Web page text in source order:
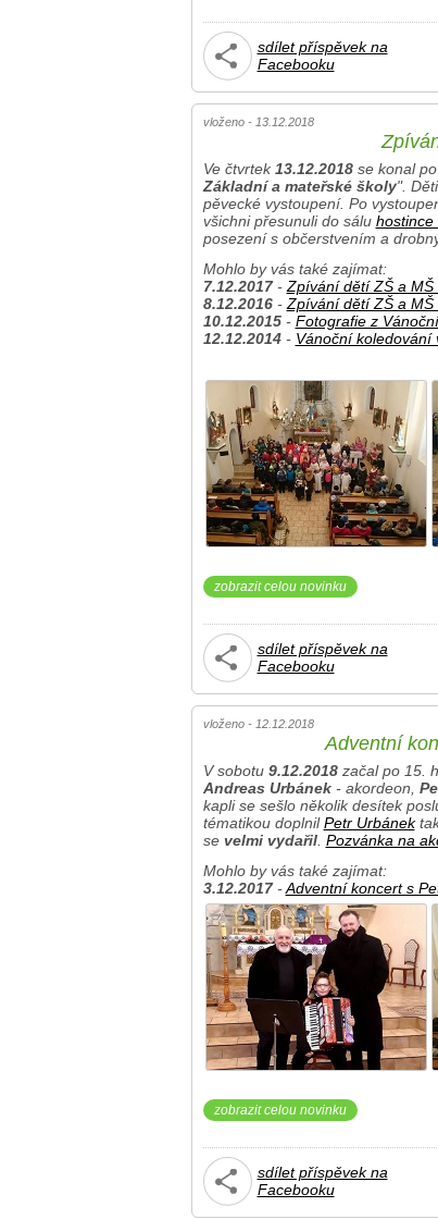
sdílet příspěvek na
Facebooku
vloženo - 13.12.2018
Ve čtvrtek13.12.2018se konal po
Základní a mateřské školy".
pěvecké vystoupení. Po
všichni přesunuli do sálu hostince
posezení s občerstvením a
Mohlo by vás také zajímat:
7.12.2017- Zpívání dětí ZŠ a MŠ
8.12.2016- Zpívání dětí ZŠ a MŠ
10.12.2015- Fotografie z
12.12.2014- Vánoční koledování
zobrazit celou novinku
sdílet příspěvek na
Facebooku
vloženo - 12.12.2018
Adventní
V sobotu 9.12.2018začal po 15.
Andreas Urbánek- akordeon,
kapli se sešlo několik desítek
tématikou doplnilPetr Urbánek
se velmi vydařil. Pozvánka na
Mohlo by vás také zajímat:
3.12.2017-Adventní koncert s
zobrazit celou novinku
sdílet příspěvek na
Facebooku